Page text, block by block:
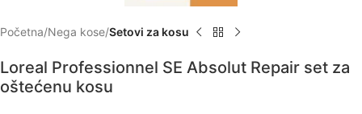
Početna Nega kose Setovi za kosu
Loreal Professionnel SE Absolut Repair set za
oštećenu kosu